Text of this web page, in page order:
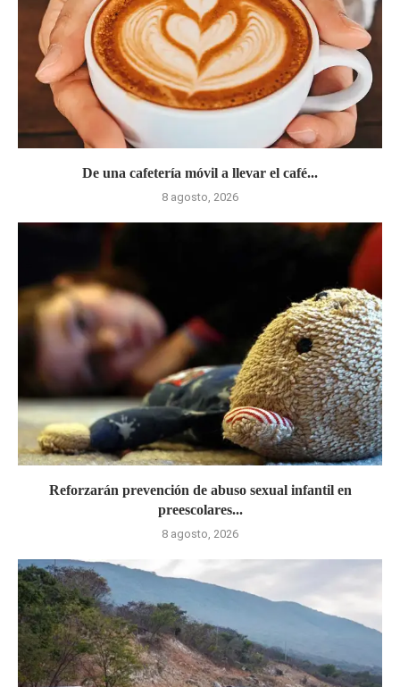
De una cafetería móvil a llevar el café...
8 agosto, 2026
Reforzarán prevención de abuso sexual infantil en
preescolares...
8 agosto, 2026